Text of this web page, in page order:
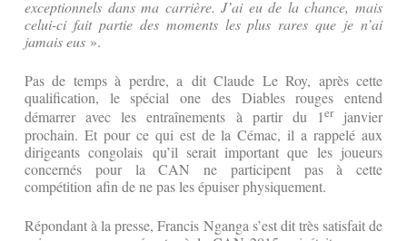
exceptionnels dans ma carrière. J’ai eu de la chance, mais
celui-ci fait partie des moments les plus rares que je n’ai
jamais eus ».
Pas de temps à perdre, a dit Claude Le Roy, après cette
qualification, le spécial one des Diables rouges entend
démarrer avec les entraînements à partir du 1erjanvier
prochain. Et pour ce qui est de la Cémac, il a rappelé aux
dirigeants congolais qu’il serait important que les joueurs
concernés pour la CAN ne participent pas à cette
compétition afin de ne pas les épuiser physiquement.
Répondant à la presse, Francis Nganga s’est dit très satisfait de